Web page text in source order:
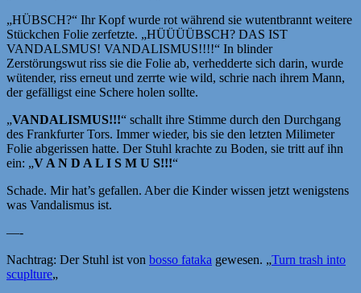
„HÜBSCH?“ Ihr Kopf wurde rot während sie wutentbrannt weitere
Stückchen Folie zerfetzte. „HÜÜÜÜBSCH? DAS IST
VANDALSMUS! VANDALISMUS!!!!“ In blinder
Zerstörungswut riss sie die Folie ab, verhedderte sich darin, wurde
wütender, riss erneut und zerrte wie wild, schrie nach ihrem Mann,
der gefälligst eine Schere holen sollte.
„VANDALISMUS!!!“ schallt ihre Stimme durch den Durchgang
des Frankfurter Tors. Immer wieder, bis sie den letzten Milimeter
Folie abgerissen hatte. Der Stuhl krachte zu Boden, sie tritt auf ihn
ein: „V A N D A L I S M U S!!!“
Schade. Mir hat’s gefallen. Aber die Kinder wissen jetzt wenigstens
was Vandalismus ist.
—-
Nachtrag: Der Stuhl ist von bosso fataka gewesen. „Turn trash into
scuplture„